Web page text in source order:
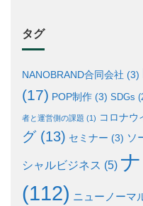
タグ
NANOBRAND合同会社 (3)
(17) POP制作 (3) SDGs
者と運営側の課題 (1) コロナウ
グ(13) セミナー (3) ソ
シャルビジネス (5)
(112) ニューノーマ